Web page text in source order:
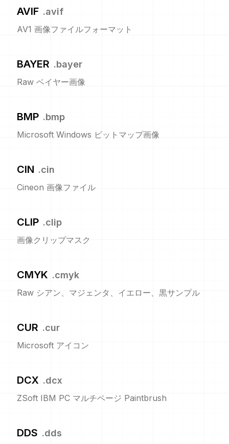
AVIF .avif
AV1 画像ファイルフォーマット
BAYER .bayer
Raw ベイヤー画像
BMP .bmp
Microsoft Windows ビットマップ画像
CIN .cin
Cineon 画像ファイル
CLIP .clip
画像クリップマスク
CMYK .cmyk
Raw シアン、マジェンタ、イエロー、黒サンプル
CUR .cur
Microsoft アイコン
DCX .dcx
ZSoft IBM PC マルチページ Paintbrush
DDS .dds